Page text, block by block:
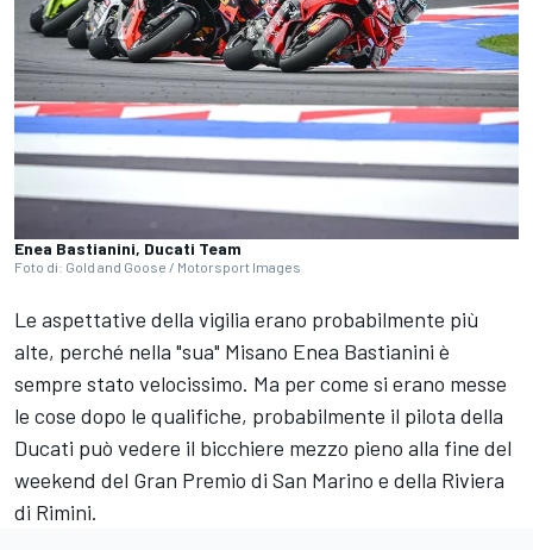
Enea Bastianini, Ducati Team
Foto di: Gold and Goose / Motorsport Images
Le aspettative della vigilia erano probabilmente più
alte, perché nella "sua" Misano Enea Bastianini è
sempre stato velocissimo. Ma per come si erano messe
le cose dopo le qualifiche, probabilmente il pilota della
Ducati può vedere il bicchiere mezzo pieno alla fine del
weekend del Gran Premio di San Marino e della Riviera
di Rimini.